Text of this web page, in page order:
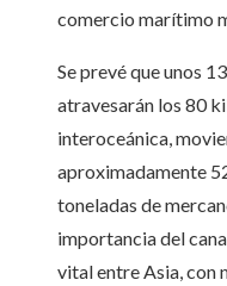
comercio marítimo
Se prevé que unos
atravesarán los 80
interoceánica,
aproximadamente
toneladas de
importancia del
vital entre Asia, con